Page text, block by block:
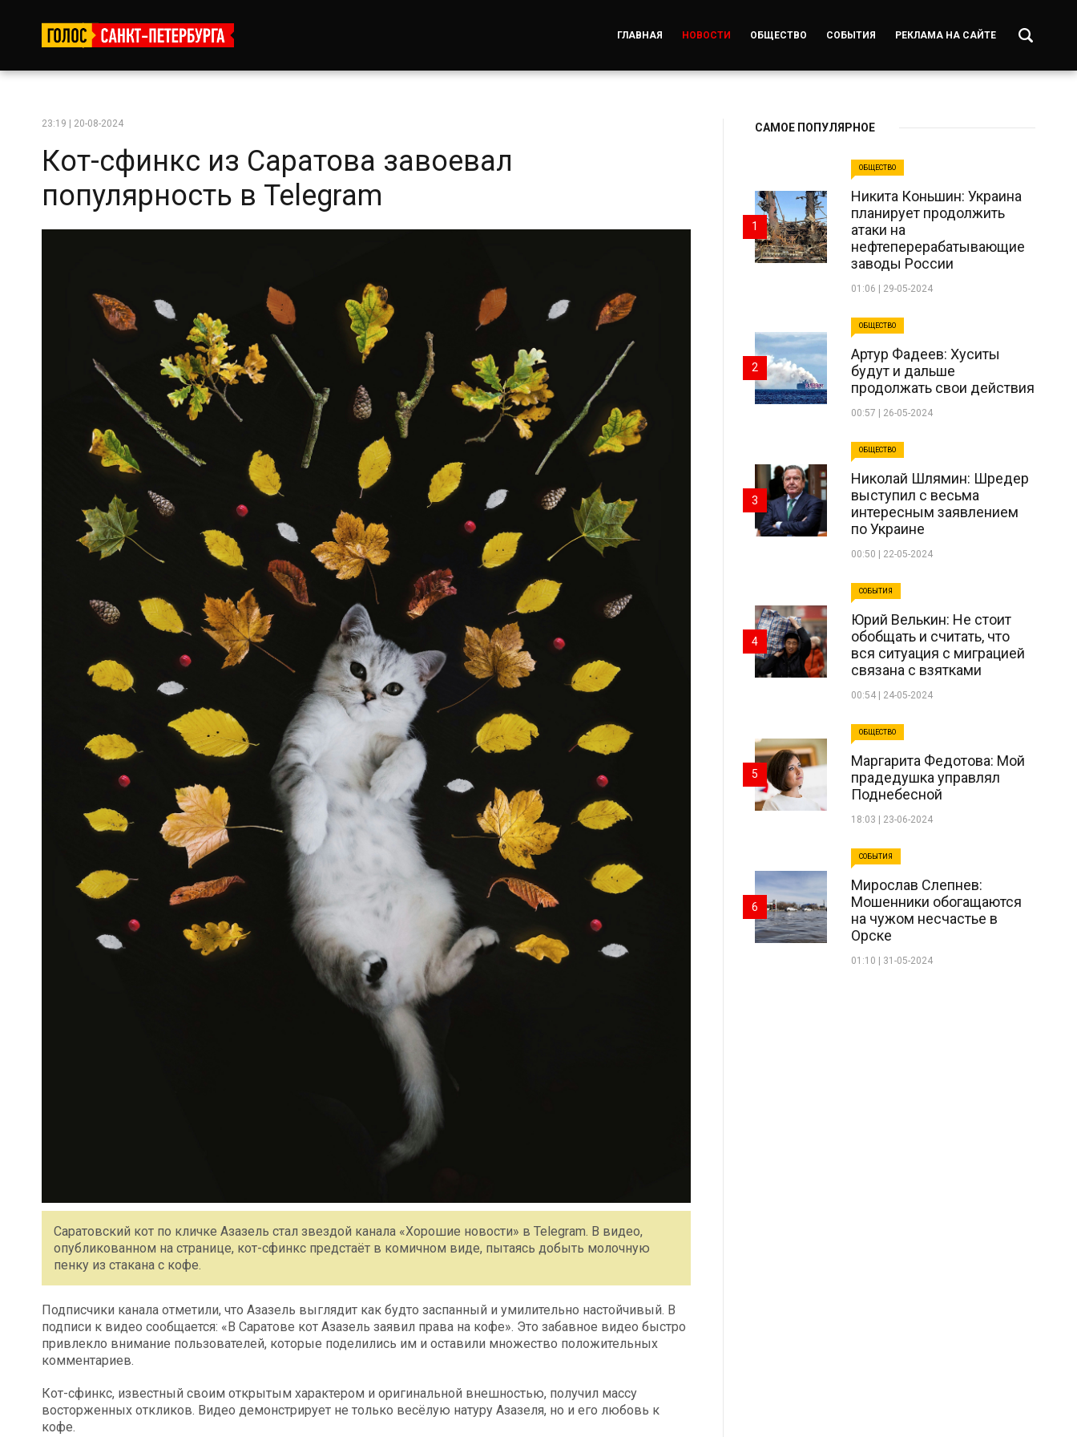
ГЛАВНАЯ НОВОСТИ ОБЩЕСТВО СОБЫТИЯ РЕКЛАМА НА САЙТЕ
23:19 | 20-08-2024
Кот-сфинкс из Саратова завоевал
популярность в Telegram
Саратовский кот по кличке Азазель стал звездой канала «Хорошие новости» в Telegram. В видео,
опубликованном на странице, кот-сфинкс предстаёт в комичном виде, пытаясь добыть молочную
пенку из стакана с кофе.
Подписчики канала отметили, что Азазель выглядит как будто заспанный и умилительно настойчивый. В
подписи к видео сообщается: «В Саратове кот Азазель заявил права на кофе». Это забавное видео быстро
привлекло внимание пользователей, которые поделились им и оставили множество положительных
комментариев.
Кот-сфинкс, известный своим открытым характером и оригинальной внешностью, получил массу
восторженных откликов. Видео демонстрирует не только весёлую натуру Азазеля, но и его любовь к
кофе.
САМОЕ ПОПУЛЯРНОЕ
ОБЩЕСТВО
Никита Коньшин: Украина
планирует продолжить
атаки на
нефтеперерабатывающие
заводы России
01:06 | 29-05-2024
1
ОБЩЕСТВО
Артур Фадеев: Хуситы
будут и дальше
продолжать свои действия
00:57 | 26-05-2024
2
ОБЩЕСТВО
Николай Шлямин: Шредер
выступил с весьма
интересным заявлением
по Украине
00:50 | 22-05-2024
3
СОБЫТИЯ
Юрий Велькин: Не стоит
обобщать и считать, что
вся ситуация с миграцией
связана с взятками
00:54 | 24-05-2024
4
ОБЩЕСТВО
Маргарита Федотова: Мой
прадедушка управлял
Поднебесной
18:03 | 23-06-2024
5
СОБЫТИЯ
Мирослав Слепнев:
Мошенники обогащаются
на чужом несчастье в
Орске
01:10 | 31-05-2024
6